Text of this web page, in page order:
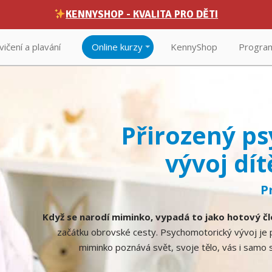
KENNYSHOP - KVALITA PRO DĚTI
a plavání Online kurzy KennyShop
Přirozený
vývoj
Když se narodí miminko, vypadá to jako hotový
začátku obrovské cesty. Psychomotorický vývoj
miminko poznává svět, svoje tělo, vás i